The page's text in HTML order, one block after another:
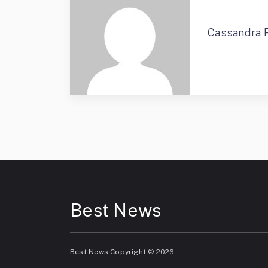
Cassandra
Best News
Best News Copyright © 2026.